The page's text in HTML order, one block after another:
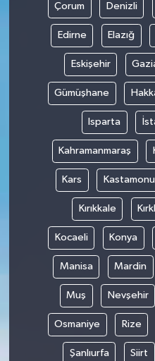
Çorum Denizli
Edirne Elazığ
Eskişehir
Gümüşhane
Isparta
Kahramanmaraş
Kars Kastamonu
Kırıkkale
Kocaeli Konya
Manisa Mardin
Muş Nevşehir
Osmaniye Rize
Şanlıurfa Siirt